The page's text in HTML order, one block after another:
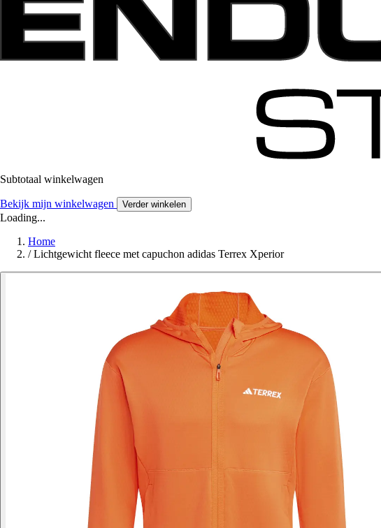
Subtotaal winkelwagen
Bekijk mijn winkelwagen Verder winkelen
Loading...
Home
/ Lichtgewicht fleece met capuchon adidas Terrex Xperior